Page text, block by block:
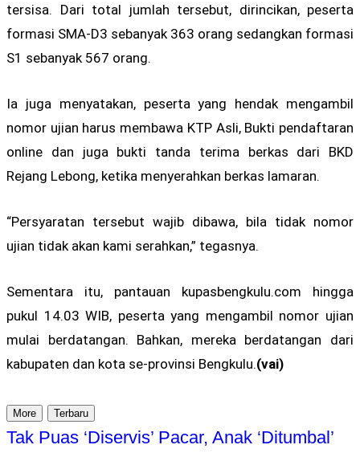
tersisa. Dari total jumlah tersebut, dirincikan, peserta
formasi SMA-D3 sebanyak 363 orang sedangkan formasi
S1 sebanyak 567 orang.
Ia juga menyatakan, peserta yang hendak mengambil
nomor ujian harus membawa KTP Asli, Bukti pendaftaran
online dan juga bukti tanda terima berkas dari BKD
Rejang Lebong, ketika menyerahkan berkas lamaran.
“Persyaratan tersebut wajib dibawa, bila tidak nomor
ujian tidak akan kami serahkan,” tegasnya.
Sementara itu, pantauan kupasbengkulu.com hingga
pukul 14.03 WIB, peserta yang mengambil nomor ujian
mulai berdatangan. Bahkan, mereka berdatangan dari
kabupaten dan kota se-provinsi Bengkulu.(vai)
More Terbaru
Tak Puas ‘Diservis’ Pacar, Anak ‘Ditumbal’